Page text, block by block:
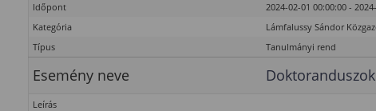
Időpont
2024-02-01 00:00:00 -
Kategória
Lámfalussy Sándor
Típus
Tanulmányi rend
Esemény neve
Leírás